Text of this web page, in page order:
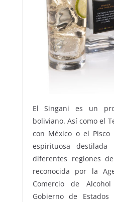
El Singani es un
boliviano. Así como el
con México o el
espirituosa
diferentes regiones
reconocida por la
Comercio de
Gobierno de